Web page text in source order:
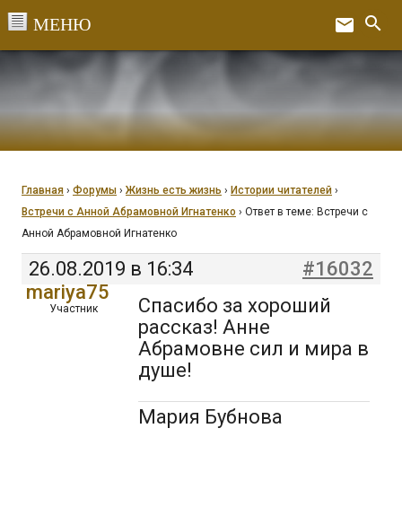
email search
Главная › Форумы › Жизнь есть жизнь › Истории читателей ›
Встречи с Анной Абрамовной Игнатенко › Ответ в теме: Встречи с
Анной Абрамовной Игнатенко
26.08.2019 в 16:34
#16032
mariya75
Участник
Спасибо за хороший
рассказ! Анне
Абрамовне сил и мира в
душе!
Мария Бубнова